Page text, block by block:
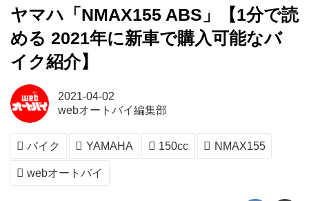
ヤマハ「NMAX155 ABS」【1分で読
める 2021年に新車で購入可能なバ
イク紹介】
2021-04-02
webオートバイ編集部
バイク YAMAHA 150cc NMAX155
webオートバイ